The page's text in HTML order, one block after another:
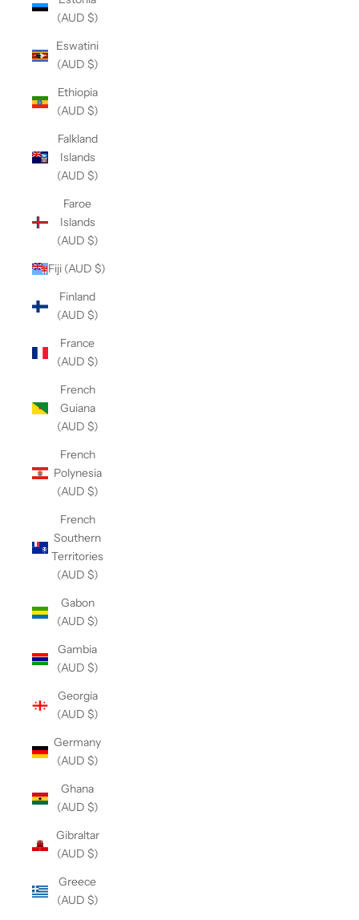
(AUD $)
Eswatini
(AUD $)
Ethiopia
(AUD $)
Falkland
Islands
(AUD $)
Faroe
Islands
(AUD $)
Fiji (AUD $)
Finland
(AUD $)
France
(AUD $)
French
Guiana
(AUD $)
French
Polynesia
(AUD $)
French
Southern
Territories
(AUD $)
Gabon
(AUD $)
Gambia
(AUD $)
Georgia
(AUD $)
Germany
(AUD $)
Ghana
(AUD $)
Gibraltar
(AUD $)
Greece
(AUD $)